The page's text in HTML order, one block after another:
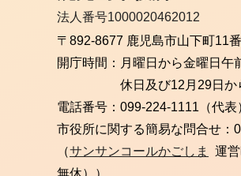
法人番号1000020462012
〒892-8677 鹿児島市山下町11
開庁時間： 月曜日から金曜日 午
休日及び12月29日
電話番号： 099-224-1111（代表
市役所に関する簡易な問合せ：
（サンサンコールかごしま
運
無休））